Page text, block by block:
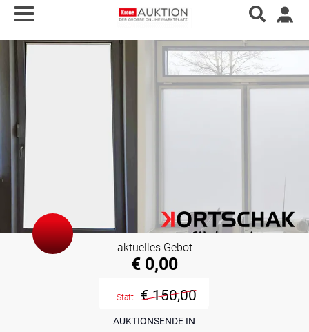
AUKTIONSENDE IN
aktuelles Gebot
€ 0,00
Statt € 150,00